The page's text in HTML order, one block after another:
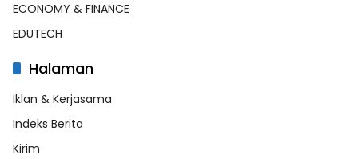
ECONOMY & FINANCE
EDUTECH
Halaman
Iklan & Kerjasama
Indeks Berita
Kirim